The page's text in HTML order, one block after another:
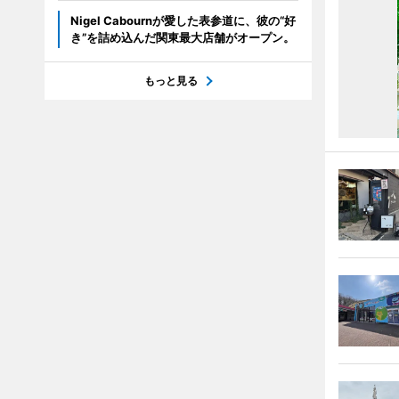
Nigel Cabournが愛した表参道に、彼の“好
き”を詰め込んだ関東最大店舗がオープン。
もっと見る